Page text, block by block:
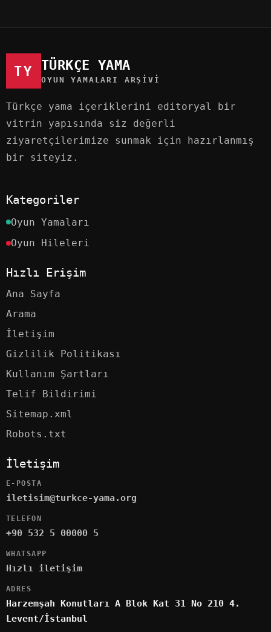
TY TÜRKÇE YAMA
OYUN YAMALARI ARŞIVI
Türkçe yama içeriklerini editoryal bir
vitrin yapısında siz değerli
ziyaretçilerimize sunmak için hazırlanmış
bir siteyiz.
Kategoriler
Oyun Yamaları
Oyun Hileleri
Hızlı Erişim
Ana Sayfa
Arama
İletişim
Gizlilik Politikası
Kullanım Şartları
Telif Bildirimi
Sitemap.xml
Robots.txt
İletişim
E-POSTA
iletisim@turkce-yama.org
TELEFON
+90 532 5 00000 5
WHATSAPP
Hızlı iletişim
ADRES
Harzemşah Konutları A Blok Kat 31 No 210 4.
Levent/İstanbul